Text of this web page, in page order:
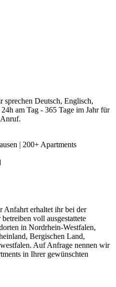
sprechen Deutsch, Englisch,
am Tag - 365 Tage im Jahr für
| 200+ Apartments
erhaltet ihr bei der
voll ausgestattete
in Nordrhein-Westfalen,
Bergischen Land,
Auf Anfrage nennen wir
in Ihrer gewünschten